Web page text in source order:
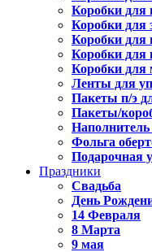
Коробки для
Коробки для
Коробки для
Коробки для
Коробки для
Ленты для
Пакеты п/э
Пакеты/
Фольга
Подарочная
Праздники
Свадьба
День
14 Февраля
8 Марта
9 мая